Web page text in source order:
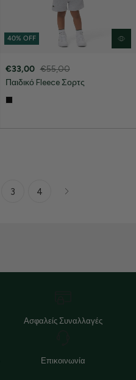
40% OFF
€33,00 €55,00
Παιδικό Fleece Σορτς
3 4
Ασφαλείς Συναλλαγές
Επικοινωνία